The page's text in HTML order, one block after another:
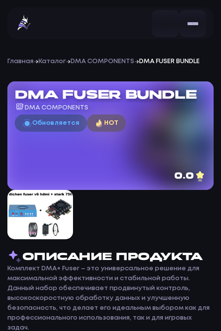
Главная Каталог DMA COMPONENTS DMA FUSER BUNDLE
DMA FUSER BUNDLE
DMA COMPONENTS
Обновляется HOT
0.0
ОПИСАНИЕ ПРОДУКТА
Комплект DMA+ Fuser – это универсальное решение для
максимальной эффективности и стабильной работы.
Данный набор обеспечивает продвинутый контроль,
высокоскоростную обработку данных и улучшенную
безопасность, что делает его идеальным выбором как для
профессионального использования, так и для игровых
задач.